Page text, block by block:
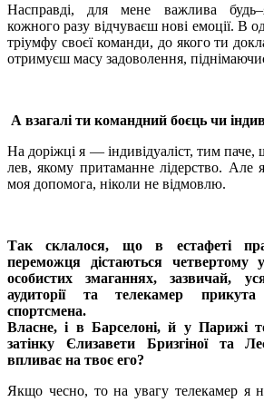
Насправді, для мене важлива
кожного разу відчуваєш нові емоції. В
тріумфу своєї команди, до якого ти
отримуєш масу задоволення,
А взагалі ти командний боєць чи
На доріжці я — індивідуаліст, тим
лев, якому притаманне лідерство. Але
моя допомога, ніколи не відмовлю.
Так склалося, що в естафеті
переможця дістаються четвертому
особистих змаганнях, зазвичай,
аудиторії та телекамер
спортсмена.
Власне, і в Барселоні, й у Парижі
затінку Єлизавети Бризгіної та
впливає на твоє его?
Якщо чесно, то на увагу телекамер я